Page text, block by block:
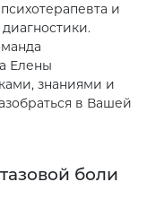
и
Елены
знаниями и
в Вашей
боли